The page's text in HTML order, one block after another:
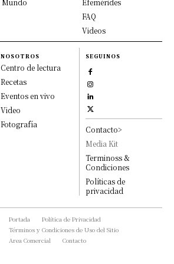
Mundo
Efemérides
FAQ
Videos
NOSOTROS
Centro de lectura
Recetas
Eventos en vivo
Video
Fotografía
SEGUINOS
Contacto>
Media Kit
Terminoss &
Condiciones
Políticas de
privacidad
Portada
Política de Privacidad
Términos y Condiciones de Uso del Sitio
Area Comercial
Contacto